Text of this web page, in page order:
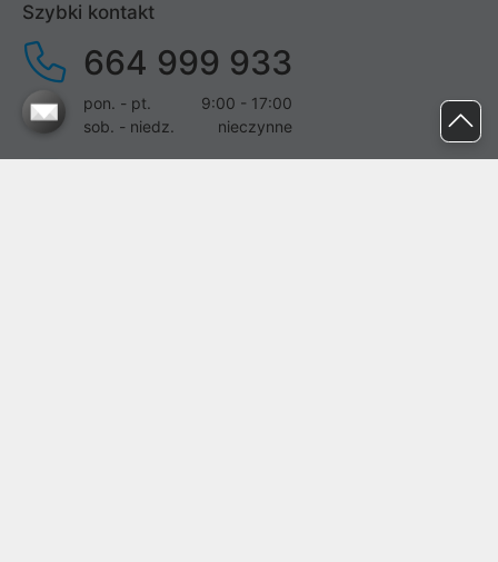
Szybki kontakt
664 999 933
pon. - pt.
9:00 - 17:00
sob. - niedz.
nieczynne